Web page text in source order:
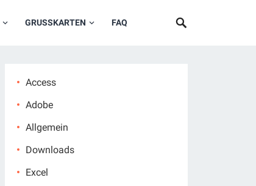
GRUSSKARTEN FAQ
Access
Adobe
Allgemein
Downloads
Excel